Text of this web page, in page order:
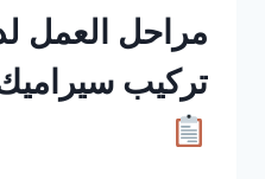
مراحل العمل
تركيب